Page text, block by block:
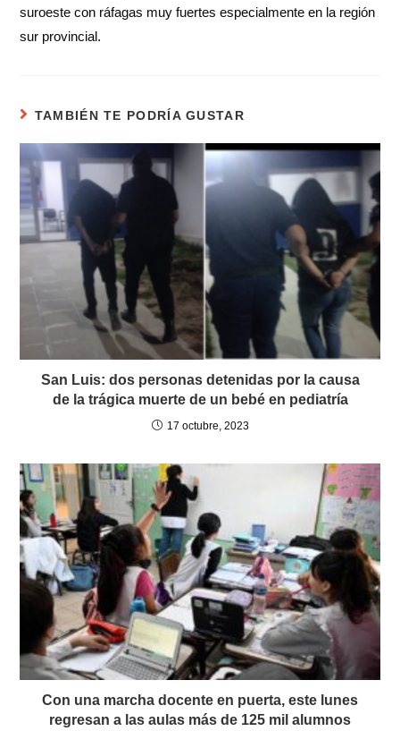
suroeste con ráfagas muy fuertes especialmente en la región
sur provincial.
TAMBIÉN TE PODRÍA GUSTAR
San Luis: dos personas detenidas por la causa
de la trágica muerte de un bebé en pediatría
17 octubre, 2023
Con una marcha docente en puerta, este lunes
regresan a las aulas más de 125 mil alumnos